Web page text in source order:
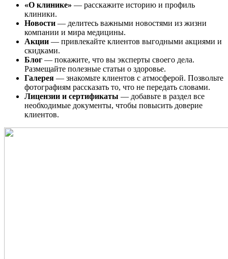
«О клинике» — расскажите историю и профиль
клиники.
Новости — делитесь важными новостями из жизни
компании и мира медицины.
Акции — привлекайте клиентов выгодными акциями и
скидками.
Блог — покажите, что вы эксперты своего дела.
Размещайте полезные статьи о здоровье.
Галерея — знакомьте клиентов с атмосферой. Позвольте
фотографиям рассказать то, что не передать словами.
Лицензии и сертификаты — добавьте в раздел все
необходимые документы, чтобы повысить доверие
клиентов.